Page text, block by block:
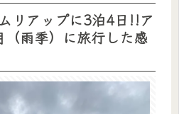
リアップに3泊4日!!ア
（雨季）に旅行した感